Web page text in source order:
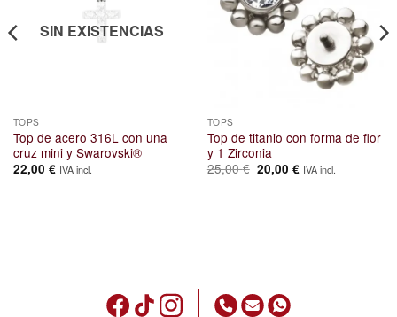
SIN EXISTENCIAS
TOPS
Top de acero 316L con una
cruz mini y Swarovski®
22,00 € IVA incl.
TOPS
Top de titanio con forma de flor
y 1 Zirconia
25,00€ El
precio
20,00 €El
precio
IVA incl.